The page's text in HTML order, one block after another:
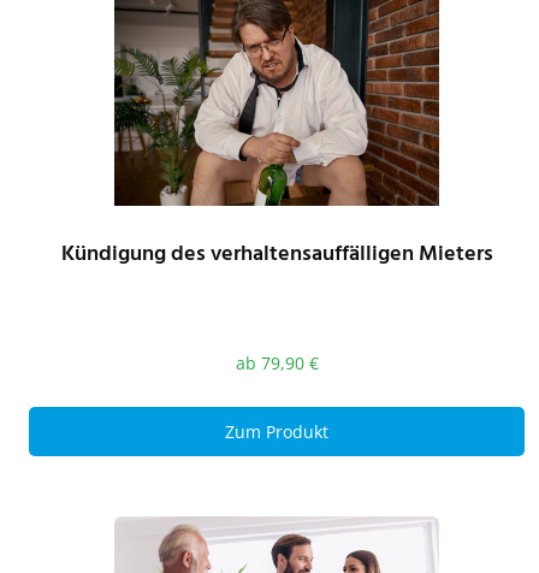
Kündigung des verhaltensauffälligen Mieters
ab 79,90 €
Zum Produkt